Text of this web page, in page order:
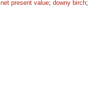
net present value; downy birch;